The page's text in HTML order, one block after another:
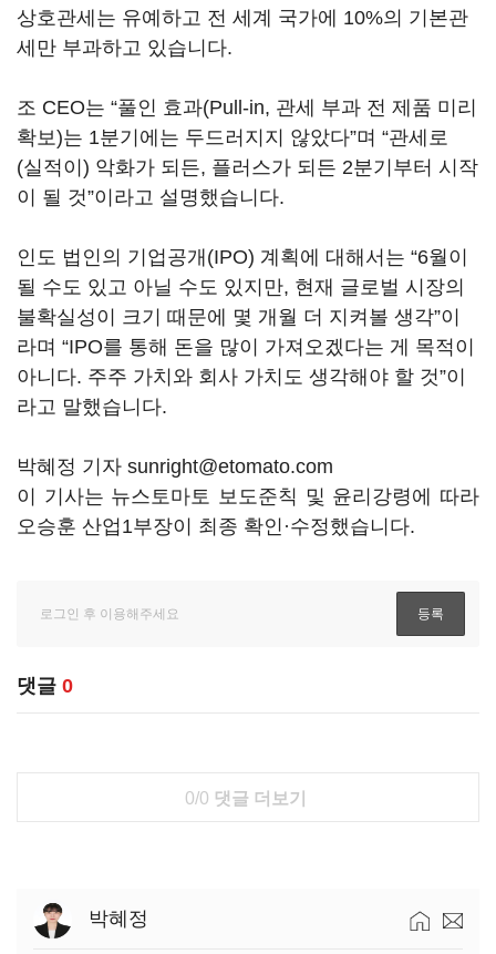
상호관세는 유예하고 전 세계 국가에 10%의 기본관
세만 부과하고 있습니다.
조 CEO는 “풀인 효과(Pull-in, 관세 부과 전 제품 미리
확보)는 1분기에는 두드러지지 않았다”며 “관세로
(실적이) 악화가 되든, 플러스가 되든 2분기부터 시작
이 될 것”이라고 설명했습니다.
인도 법인의 기업공개(IPO) 계획에 대해서는 “6월이
될 수도 있고 아닐 수도 있지만, 현재 글로벌 시장의
불확실성이 크기 때문에 몇 개월 더 지켜볼 생각”이
라며 “IPO를 통해 돈을 많이 가져오겠다는 게 목적이
아니다. 주주 가치와 회사 가치도 생각해야 할 것”이
라고 말했습니다.
박혜정 기자 sunright@etomato.com
이 기사는 뉴스토마토 보도준칙 및 윤리강령에 따라
오승훈 산업1부장이 최종 확인·수정했습니다.
댓글 0
0/0 댓글 더보기
박혜정